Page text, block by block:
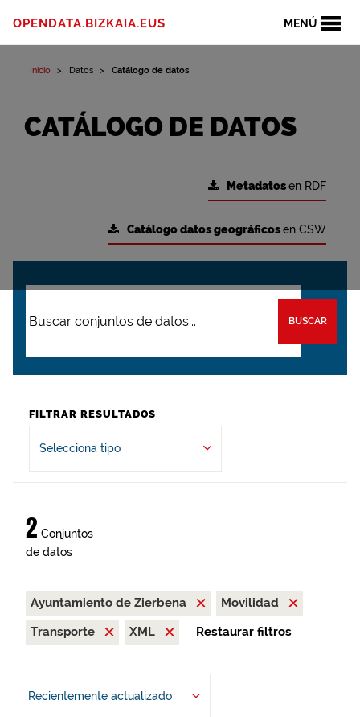
MENÚ
OPENDATA.BIZKAIA.EUS
Inicio Datos Catálogo de datos
CATÁLOGO DE DATOS
Metadatosen RDF
Catálogo datos geográficosen CSW
BUSCAR
FILTRAR RESULTADOS
Selecciona tipo
2 Conjuntos
de datos
Ayuntamiento de Zierbena
Movilidad
Transporte
XML Restaurar filtros
Recientemente actualizado